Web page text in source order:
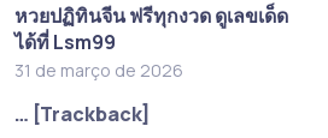
หวยปฏิทินจีน ฟรีทุกงวด ดูเลขเด็ด
ได้ที่ Lsm99
31 de março de 2026
… [Trackback]